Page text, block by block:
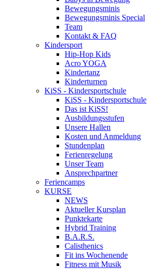
Bewegungsminis
Bewegungsminis Special
Team
Kontakt & FAQ
Kindersport
Hip-Hop Kids
Acro YOGA
Kindertanz
Kinderturnen
KiSS - Kindersportschule
KiSS - Kindersportschule
Das ist KiSS!
Ausbildungsstufen
Unsere Hallen
Kosten und Anmeldung
Stundenplan
Ferienregelung
Unser Team
Ansprechpartner
Feriencamps
KURSE
NEWS
Aktueller Kursplan
Punktekarte
Hybrid Training
B.A.R.S.
Calisthenics
Fit ins Wochenende
Fitness mit Musik